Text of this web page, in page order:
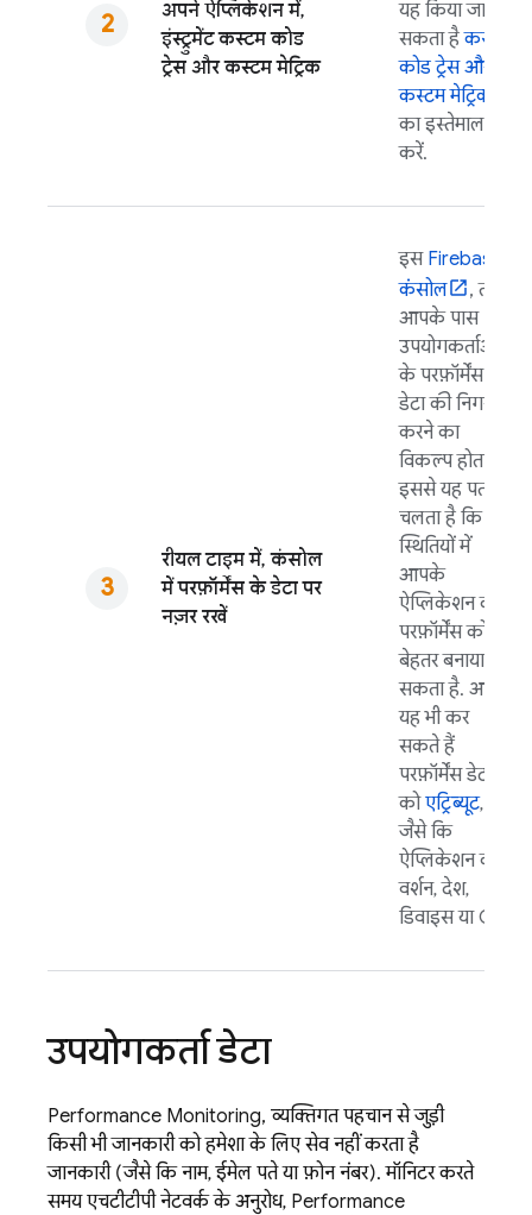
अपने ऐप्लिकेशन में,
इंस्ट्रुमेंट कस्टम कोड
ट्रेस और कस्टम मेट्रिक
यह किया जा
सकता हैकस्टम
कोड ट्रेस और
कस्टम मेट्रिक
का इस्तेमाल
करें.
रीयल टाइम में, कंसोल
में परफ़ॉर्मेंस के डेटा पर
नज़र रखें
इस Firebase
कंसोल
, तो
आपके पास
उपयोगकर्ताओं
के परफ़ॉर्मेंस
डेटा की निगरानी
करने का
विकल्प होता है.
इससे यह पता
चलता है कि उन
स्थितियों में
आपके
ऐप्लिकेशन की
परफ़ॉर्मेंस को
बेहतर बनाया जा
सकता है. आप
यह भी कर
सकते हैं
परफ़ॉर्मेंस डेटा
कोएट्रिब्यूट,
जैसे कि
ऐप्लिकेशन का
वर्शन, देश,
डिवाइस या OS.
उपयोगकर्ता डेटा
Performance Monitoring, व्यक्तिगत पहचान से जुड़ी
किसी भी जानकारी को हमेशा के लिए सेव नहीं करता है
जानकारी (जैसे कि नाम, ईमेल पते या फ़ोन नंबर). मॉनिटर करते
समय एचटीटीपी नेटवर्क के अनुरोध, Performance